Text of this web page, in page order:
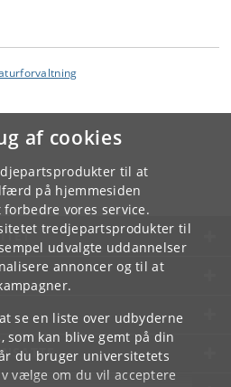
af cookies
til at
på hjemmesiden
vores service.
tredjepartsprodukter til
udvalgte uddannelser
annoncer og til at
se en liste over udbyderne
som kan blive gemt på din
du bruger universitetets
vælge om du vil acceptere